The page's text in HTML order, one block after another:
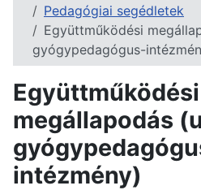
Pedagógiai segédletek
Együttműködési
gyógypedagógus-
Együttműködési
megállapodás
intézmény)